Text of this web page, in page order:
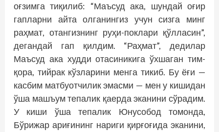
оғзимга тиқилиб: “Маъсуд ака, шундай оғир
гапларни айта олганингиз учун сизга минг
раҳмат, отангизнинг руҳи-поклари қўлласин”,
дегандай гап қилдим. “Раҳмат”, дедилар
Маъсуд ака худди отасиникига ўхшаган тим-
қора, тийрак кўзларини менга тикиб. Бу ёғи —
касбим матбуотчилик эмасми — мен у кишидан
ўша машъум тепалик қаерда эканини сўрадим.
У киши ўша тепалик Юнусобод томонда,
Бўрижар ариғининг нариги қирғоғида эканини,